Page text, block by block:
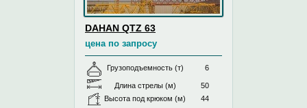
DAHAN QTZ 63
цена по запросу
Грузоподъемность (т) 6
Длина стрелы (м)
50
Высота под крюком (м)
44